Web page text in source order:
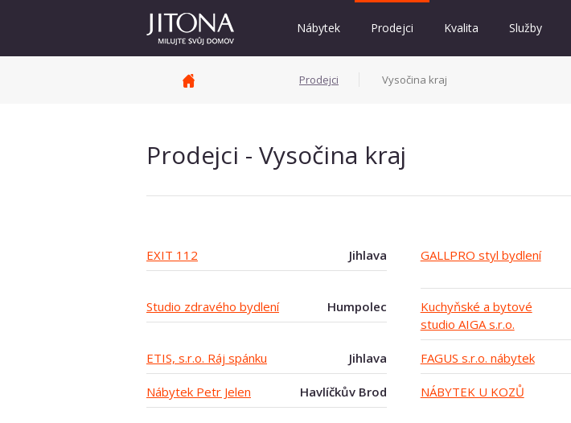
Nábytek Prodejci Kvalita Služby
Prodejci Vysočina kraj
Prodejci - Vysočina kraj
EXIT 112 Jihlava GALLPRO styl bydlení
Studio zdravého bydlení Humpolec
Kuchyňské a bytové
studio AIGA s.r.o.
ETIS, s.r.o. Ráj spánku Jihlava FAGUS s.r.o. nábytek
Nábytek Petr Jelen Havlíčkův Brod NÁBYTEK U KOZŮ